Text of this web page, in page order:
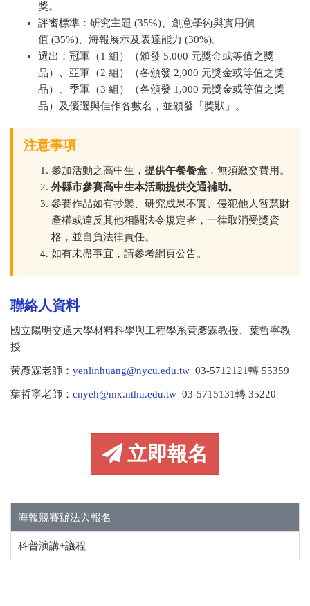
獎。
評審標準：研究主題 (35%)、創意學術與實用價
值 (35%)、海報展示及表達能力 (30%)。
選出：冠軍（1 組）（頒發 5,000 元獎金或等值之獎
品）、亞軍（2 組）（各頒發 2,000 元獎金或等值之獎
品）、季軍（3 組）（各頒發 1,000 元獎金或等值之獎
品）及優選與佳作各數名，並頒發「獎狀」。
注意事項
參加活動之高中生， 提供午餐餐盒 ，無須繳交費用。
外縣市參賽高中生本活動提供交通補助。
參賽作品如有抄襲、研究成果不實、侵犯他人智慧財
產權或違反其他相關法令規定者，一律取消受獎資
格，並自負法律責任。
如有未盡事宜，請參考網頁公告。
聯絡人資料
國立陽明交通大學材料科學與工程學系黃彥霖教授、葉哲寧教
授
黃彥霖老師： yenlinhuang@nycu.edu.tw 03-5712121轉 55359
葉哲寧老師： cnyeh@mx.nthu.edu.tw 03-5715131轉 35220
立即報名
海報競賽辦法與報名
科普演講+議程